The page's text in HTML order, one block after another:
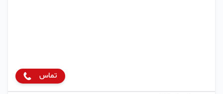
تماس